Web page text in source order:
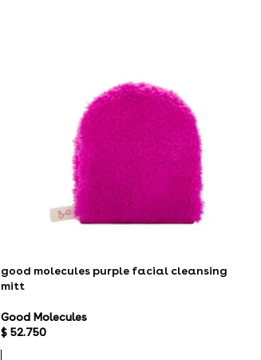
good molecules purple facial cleansing
mitt
Good Molecules
$ 52.750